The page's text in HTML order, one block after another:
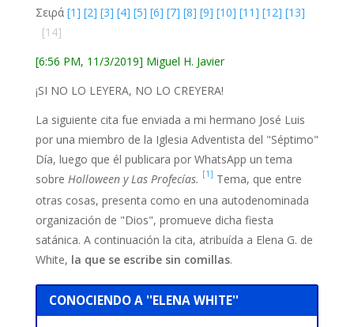
Σειρά [1] [2] [3] [4] [5] [6] [7] [8] [9] [10] [11] [12] [13]
[14]
[6:56 PM, 11/3/2019] Miguel H. Javier
¡SI NO LO LEYERA, NO LO CREYERA!
La siguiente cita fue enviada a mi hermano José Luis
por una miembro de la Iglesia Adventista del "Séptimo"
Día, luego que él publicara por WhatsApp un tema
sobre Holloween y Las Profecías. [1] Tema, que entre
otras cosas, presenta como en una autodenominada
organización de "Dios", promueve dicha fiesta
satánica. A continuación la cita, atribuída a Elena G. de
White, la que se escribe sin comillas.
CONOCIENDO A ''ELENA WHITE''